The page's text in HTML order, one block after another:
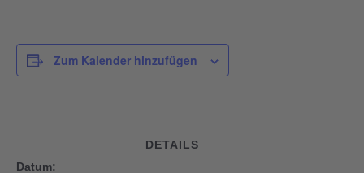
Zum Kalender hinzufügen
DETAILS
Datum: